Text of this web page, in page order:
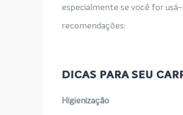
especialmente se você for
recomendações:
DICAS PARA SEU
Higienização